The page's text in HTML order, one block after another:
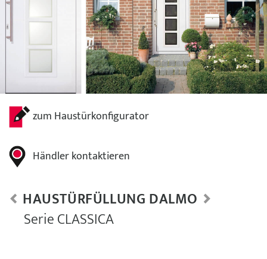
zum Haustürkonfigurator
Händler kontaktieren
HAUSTÜRFÜLLUNG DALMO
Serie CLASSICA